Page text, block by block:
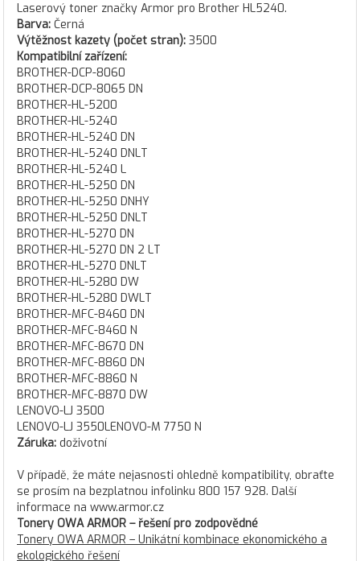
Laserový toner značky Armor pro Brother HL5240.
Barva: Černá
Výtěžnost kazety (počet stran): 3500
Kompatibilní zařízení:
BROTHER-DCP-8060
BROTHER-DCP-8065 DN
BROTHER-HL-5200
BROTHER-HL-5240
BROTHER-HL-5240 DN
BROTHER-HL-5240 DNLT
BROTHER-HL-5240 L
BROTHER-HL-5250 DN
BROTHER-HL-5250 DNHY
BROTHER-HL-5250 DNLT
BROTHER-HL-5270 DN
BROTHER-HL-5270 DN 2 LT
BROTHER-HL-5270 DNLT
BROTHER-HL-5280 DW
BROTHER-HL-5280 DWLT
BROTHER-MFC-8460 DN
BROTHER-MFC-8460 N
BROTHER-MFC-8670 DN
BROTHER-MFC-8860 DN
BROTHER-MFC-8860 N
BROTHER-MFC-8870 DW
LENOVO-LJ 3500
LENOVO-LJ 3550LENOVO-M 7750 N
Záruka: doživotní
V případě, že máte nejasnosti ohledně kompatibility, obraťte
se prosím na bezplatnou infolinku 800 157 928. Další
informace na www.armor.cz
Tonery OWA ARMOR – řešení pro zodpovědné
Tonery OWA ARMOR – Unikátní kombinace ekonomického a
ekologického řešení